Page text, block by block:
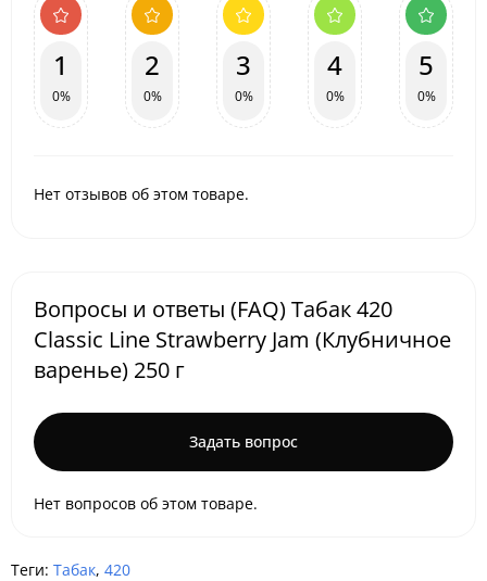
1
0%
2
0%
3
0%
4
0%
5
0%
Нет отзывов об этом товаре.
Вопросы и ответы (FAQ) Табак 420
Classic Line Strawberry Jam (Клубничное
варенье) 250 г
Задать вопрос
Нет вопросов об этом товаре.
Теги: Табак, 420